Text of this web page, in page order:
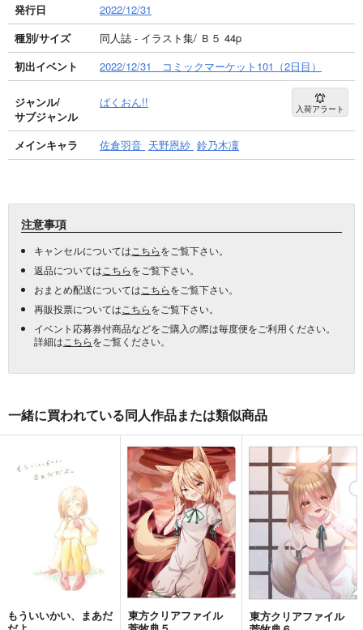
発行日
2022/12/31
種別/サイズ
同人誌 - イラスト集/ Ｂ５ 44p
初出イベント
2022/12/31 コミックマーケット101（2日目）
ジャンル/
サブジャンル
ばくおん!! 入荷アラート
メインキャラ 佐倉羽音 天野恩紗 鈴乃木凜
注意事項
キャンセルについては こちらをご覧下さい。
返品については こちらをご覧下さい。
おまとめ配送については こちらをご覧下さい。
再販投票については こちらをご覧下さい。
イベント応募券付商品などをご購入の際は毎度便をご利用ください。
詳細は こちらをご覧ください。
一緒に買われている同人作品または類似商品
もういいかい、まあだ
東方クリアファイル
東方クリアファイル